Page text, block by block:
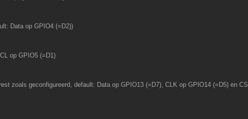
Data op GPIO4 (=D2))
op GPIO5 (=D1)
zoals geconfigureerd, default: Data op GPIO13 (=D7), CLK op GPIO14 (=D5) en CS